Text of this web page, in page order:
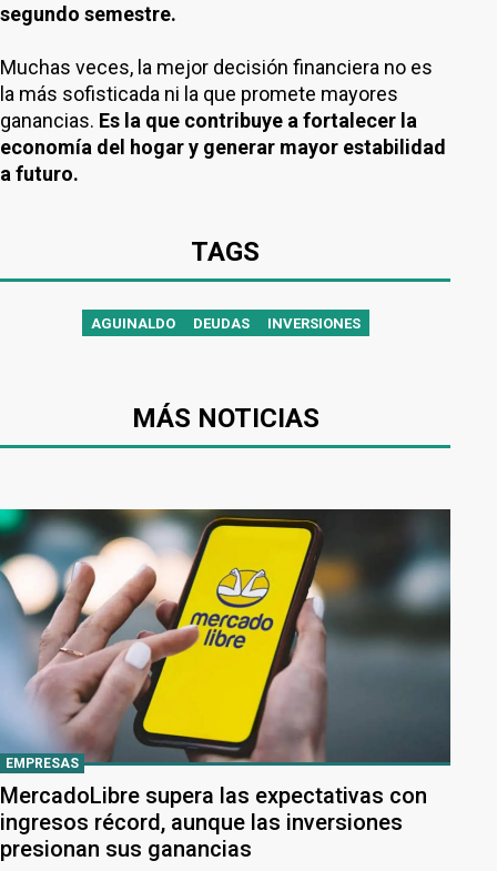
segundo semestre.
Muchas veces, la mejor decisión financiera no es
la más sofisticada ni la que promete mayores
ganancias. Es la que contribuye a fortalecer la
economía del hogar y generar mayor estabilidad
a futuro.
TAGS
AGUINALDO DEUDAS INVERSIONES
MÁS NOTICIAS
EMPRESAS
MercadoLibre supera las expectativas con
ingresos récord, aunque las inversiones
presionan sus ganancias